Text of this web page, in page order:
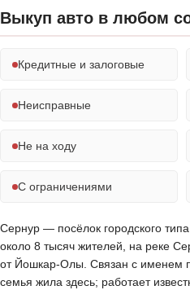
Выкуп авто в любом
Кредитные и залоговые
Неисправные
Не на ходу
С ограничениями
Сернур — посёлок городского
около 8 тысяч жителей, на реке
от Йошкар-Олы. Связан с именем
семья жила здесь; работает